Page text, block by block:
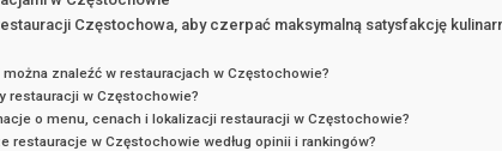
Częstochowa, aby czerpać maksymalną satysfakcję
znaleźć w restauracjach w Częstochowie?
restauracji w Częstochowie?
o menu, cenach i lokalizacji restauracji w Częstochowie?
restauracje w Częstochowie według opinii i rankingów?